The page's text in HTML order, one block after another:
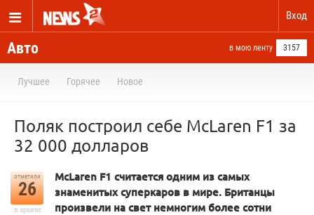
Вход
Авто в мою ленту 3157
Лучшее Горячее Новое
Поляк построил себе McLaren F1 за
32 000 долларов
отметили
26
в архиве
McLaren F1 считается одним из самых
знаменитых суперкаров в мире. Британцы
произвели на свет немногим более сотни